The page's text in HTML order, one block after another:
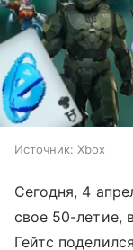
Источник: Xbox
Сегодня, 4
свое 50-летие,
Гейтс